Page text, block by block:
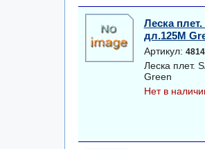
Леска
дл.125M
Артикул:
Леска плет.
Green
Нет в